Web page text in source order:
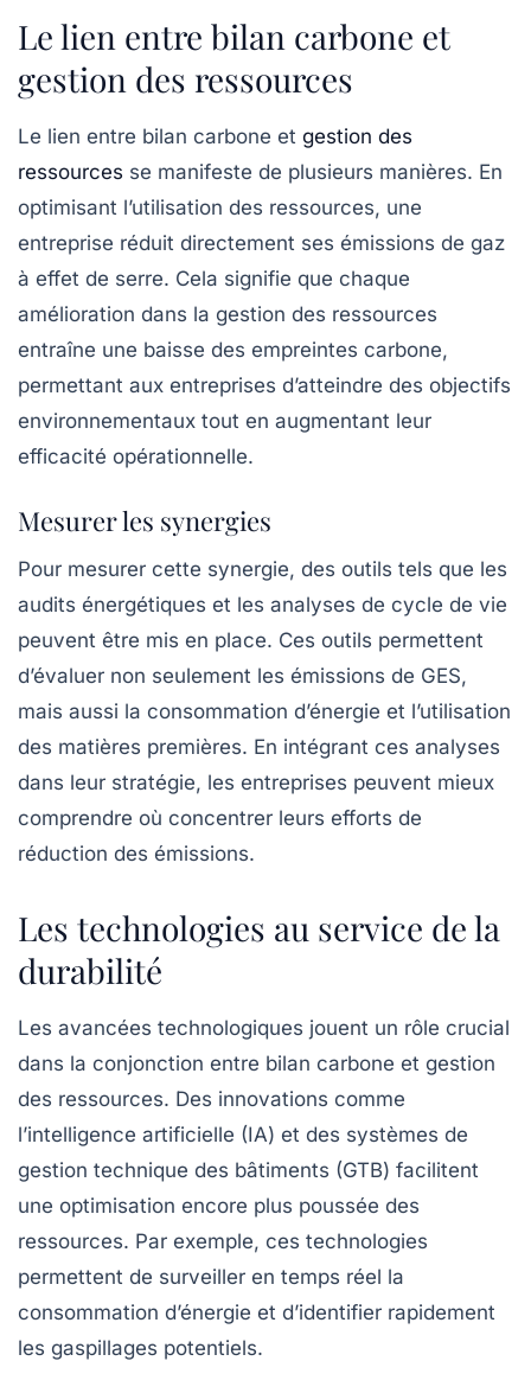
Le lien entre bilan carbone et
gestion des ressources
Le lien entre bilan carbone et gestion des
ressources se manifeste de plusieurs manières. En
optimisant l’utilisation des ressources, une
entreprise réduit directement ses émissions de gaz
à effet de serre. Cela signifie que chaque
amélioration dans la gestion des ressources
entraîne une baisse des empreintes carbone,
permettant aux entreprises d’atteindre des objectifs
environnementaux tout en augmentant leur
efficacité opérationnelle.
Mesurer les synergies
Pour mesurer cette synergie, des outils tels que les
audits énergétiques et les analyses de cycle de vie
peuvent être mis en place. Ces outils permettent
d’évaluer non seulement les émissions de GES,
mais aussi la consommation d’énergie et l’utilisation
des matières premières. En intégrant ces analyses
dans leur stratégie, les entreprises peuvent mieux
comprendre où concentrer leurs efforts de
réduction des émissions.
Les technologies au service de la
durabilité
Les avancées technologiques jouent un rôle crucial
dans la conjonction entre bilan carbone et gestion
des ressources. Des innovations comme
l’intelligence artificielle (IA) et des systèmes de
gestion technique des bâtiments (GTB) facilitent
une optimisation encore plus poussée des
ressources. Par exemple, ces technologies
permettent de surveiller en temps réel la
consommation d’énergie et d’identifier rapidement
les gaspillages potentiels.